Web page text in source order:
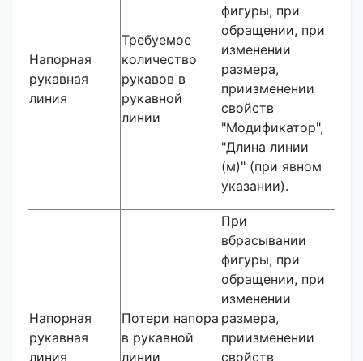
Напорная
рукавная
линия
Требуемое
количество
рукавов в
рукавной
линии
фигуры, при
обращении, при
изменении
размера,
приизменении
свойств
"Модификатор",
"Длина линии
(м)" (при явном
указании).
Напорная
рукавная
линия
Потери напора
в рукавной
линии
При
вбрасывании
фигуры, при
обращении, при
изменении
размера,
приизменении
свойств